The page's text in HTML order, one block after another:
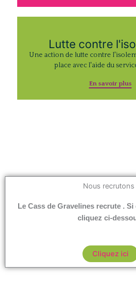
Lutte contre
Une action de lutte contre
place avec l'aide du
En savoir plus
Nous recrutons
Le Cass de Gravelines recrute .
cliquez ci-
Cliquez ici